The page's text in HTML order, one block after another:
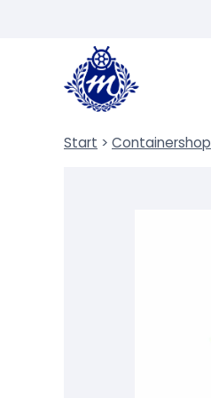
Start > Containershop